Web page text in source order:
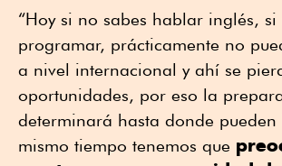
“Hoy si no sabes hablar inglés, si
programar, prácticamente no
a nivel internacional y ahí se
oportunidades, por eso la
determinará hasta donde pueden
mismo tiempo tenemos que